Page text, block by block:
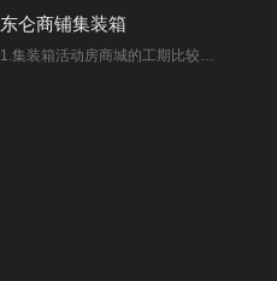
东仑商铺集装箱
1.集装箱活动房商城的工期比较短，一般的商城建筑要一两年的时间才能完工，这样的集装箱活动房商城几个月的时间就可以正常的营业了。 2.建筑费用低..